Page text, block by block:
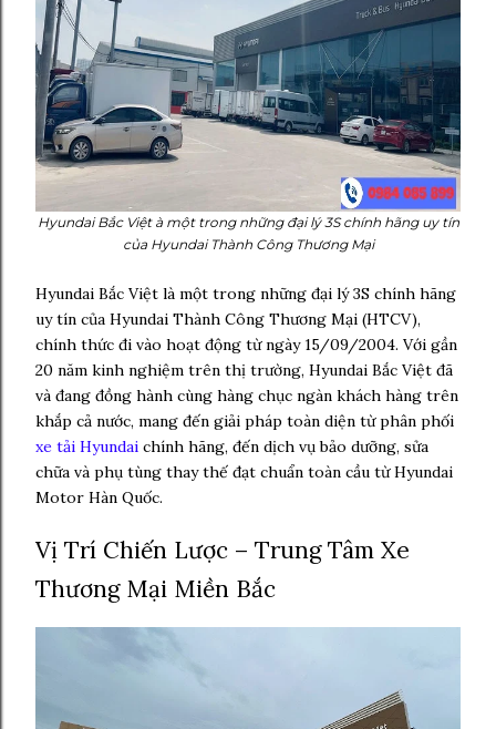
Hyundai Bắc Việt à một trong những đại lý 3S chính hãng uy tín
của Hyundai Thành Công Thương Mại
Hyundai Bắc Việt là một trong những đại lý 3S chính hãng
uy tín của Hyundai Thành Công Thương Mại (HTCV),
chính thức đi vào hoạt động từ ngày 15/09/2004. Với gần
20 năm kinh nghiệm trên thị trường, Hyundai Bắc Việt đã
và đang đồng hành cùng hàng chục ngàn khách hàng trên
khắp cả nước, mang đến giải pháp toàn diện từ phân phối
xe tải Hyundai chính hãng, đến dịch vụ bảo dưỡng, sửa
chữa và phụ tùng thay thế đạt chuẩn toàn cầu từ Hyundai
Motor Hàn Quốc.
Vị Trí Chiến Lược – Trung Tâm Xe
Thương Mại Miền Bắc